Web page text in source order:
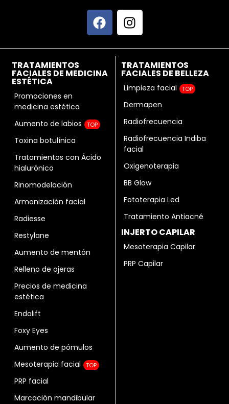
TRATAMIENTOS
FACIALES DE MEDICINA
ESTÉTICA
Promociones en
medicina estética
Aumento de labios
TOP
Toxina botulínica
Tratamientos con Ácido
hialurónico
Rinomodelación
Armonización facial
Radiesse
Restylane
Aumento de mentón
Relleno de ojeras
Precios de medicina
estética
Endolift
Foxy Eyes
Aumento de pómulos
Mesoterapia facial
TOP
PRP facial
Marcación mandibular
TRATAMIENTOS
FACIALES DE BELLEZA
Limpieza facial TOP
Dermapen
Radiofrecuencia
Radiofrecuencia Indiba
facial
Oxigenoterapia
BB Glow
Fototerapia Led
Tratamiento Antiacné
INJERTO CAPILAR
Mesoterapia Capilar
PRP Capilar